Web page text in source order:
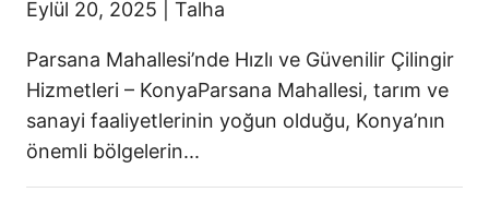
Eylül 20, 2025 Talha
Parsana Mahallesi’nde Hızlı ve Güvenilir Çilingir
Hizmetleri – KonyaParsana Mahallesi, tarım ve
sanayi faaliyetlerinin yoğun olduğu, Konya’nın
önemli bölgelerin...